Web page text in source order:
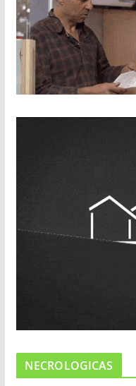
NECROLOGICAS